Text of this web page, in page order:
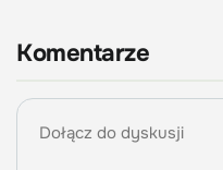
Komentarze